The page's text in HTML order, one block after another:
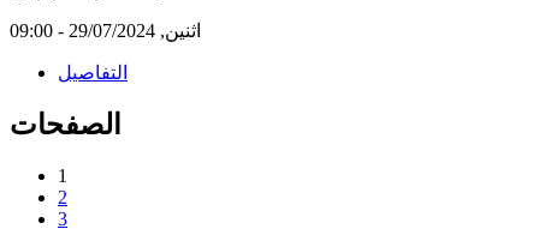
اثنين, 29/07/2024 - 09:00
التفاصيل
الصفحات
1
2
3